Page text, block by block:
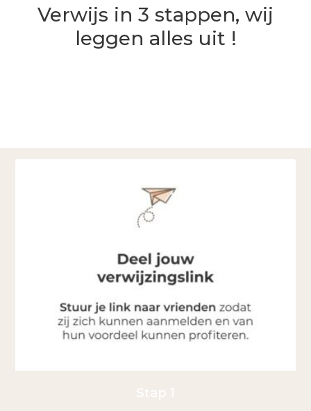
Verwijs in 3 stappen, wij
leggen alles uit !